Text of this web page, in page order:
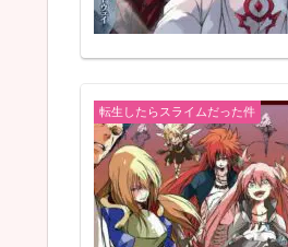
転生したらスライムだった件